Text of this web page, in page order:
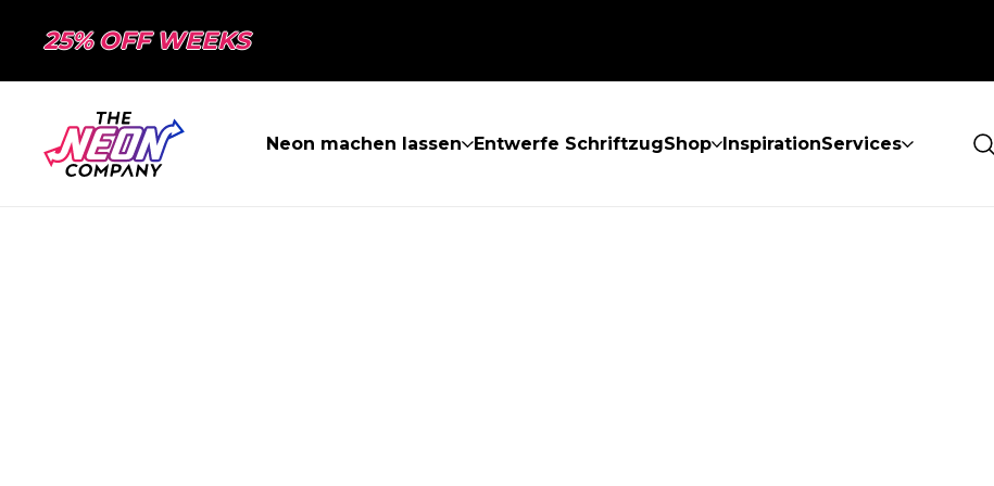
25% OFF WEEKS
Neon machen lassen Entwerfe SchriftzugShop InspirationServices